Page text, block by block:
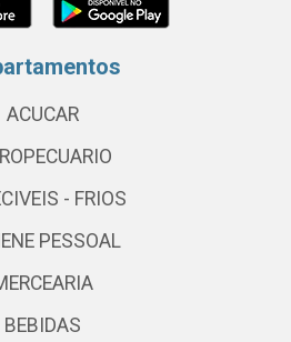
ACUCAR
- FRIOS
PESSOAL
BEBIDAS